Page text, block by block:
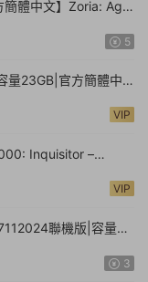
體中文】Zoria: Age
5
量23GB|官方簡體中
VIP
Inquisitor –
VIP
聯機版|容量
3